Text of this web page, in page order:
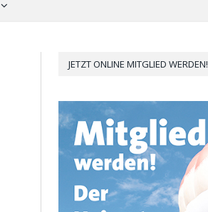
JETZT ONLINE MITGLIED WERDEN!